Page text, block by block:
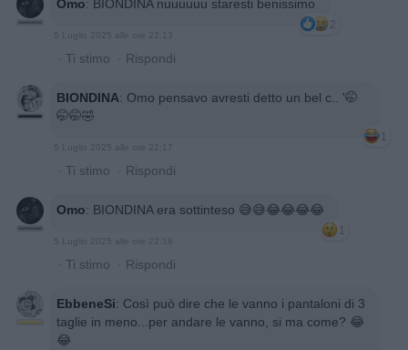
Omo: BIONDINA nuuuuuu staresti benissimo
2
· Ti stimo · Rispondi
BIONDINA: Omo pensavo avresti detto un bel c.. '🤭
🤭🤭🤣
1
5 Luglio 2025 alle ore 22:17
· Ti stimo · Rispondi
Omo: BIONDINA era sottinteso 😅😅😂😂😂😂
1
· Ti stimo · Rispondi
EbbeneSi: Così può dire che le vanno i pantaloni di 3
taglie in meno...per andare le vanno, si ma come? 😂
😂